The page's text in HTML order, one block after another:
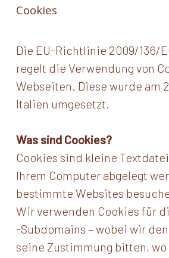
Cookies
Die EU-Richtlinie 2009/136/
regelt die Verwendung von
Webseiten. Diese wurde am
Italien umgesetzt.
Was sind Cookies?
Cookies sind kleine
Ihrem Computer abgelegt
bestimmte Websites
Wir verwenden Cookies für
-Subdomains – wobei wir
seine Zustimmung bitten, wo